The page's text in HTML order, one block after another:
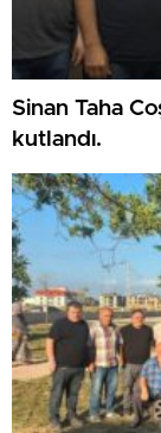
Sinan Taha
kutlandı.